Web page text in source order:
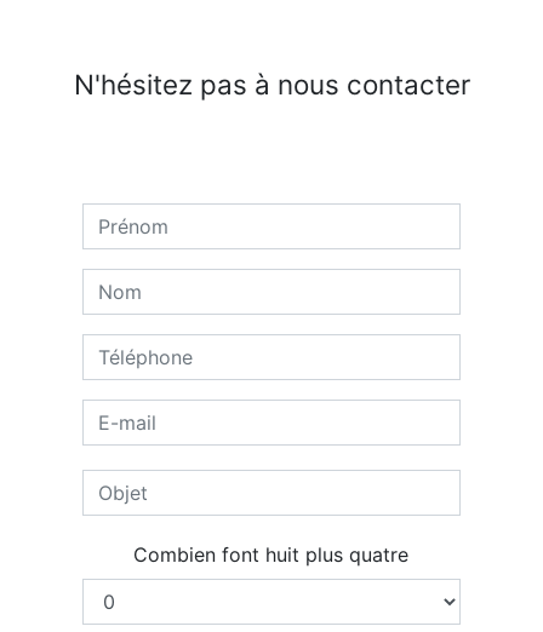
N'hésitez pas à nous contacter
Combien font huit plus quatre